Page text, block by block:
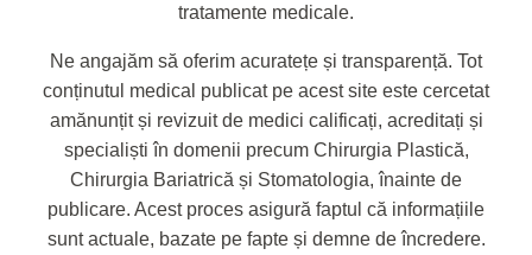
tratamente medicale.
Ne angajăm să oferim acuratețe și transparență. Tot
conținutul medical publicat pe acest site este cercetat
amănunțit și revizuit de medici calificați, acreditați și
specialiști în domenii precum Chirurgia Plastică,
Chirurgia Bariatrică și Stomatologia, înainte de
publicare. Acest proces asigură faptul că informațiile
sunt actuale, bazate pe fapte și demne de încredere.